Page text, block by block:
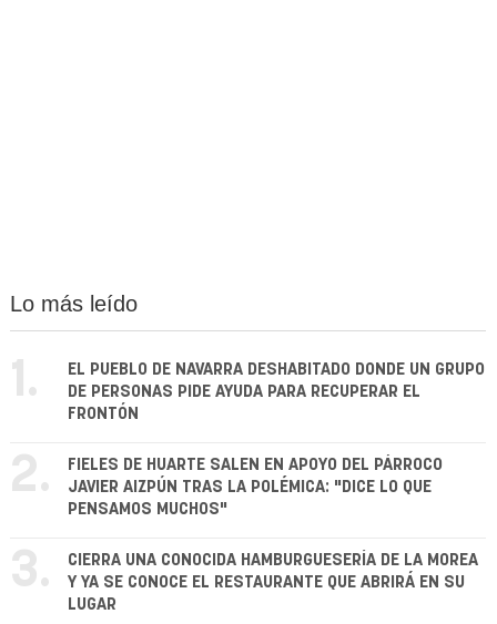
Lo más leído
1.
EL PUEBLO DE NAVARRA DESHABITADO DONDE UN GRUPO
DE PERSONAS PIDE AYUDA PARA RECUPERAR EL
FRONTÓN
2.
FIELES DE HUARTE SALEN EN APOYO DEL PÁRROCO
JAVIER AIZPÚN TRAS LA POLÉMICA: "DICE LO QUE
PENSAMOS MUCHOS"
3.
CIERRA UNA CONOCIDA HAMBURGUESERÍA DE LA MOREA
Y YA SE CONOCE EL RESTAURANTE QUE ABRIRÁ EN SU
LUGAR